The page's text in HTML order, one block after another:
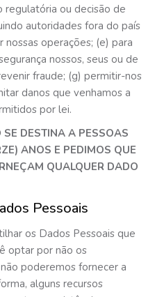
regulatória ou decisão de
autoridades fora do país
operações; (e) para
nossos, seus ou de
fraude; (g) permitir-nos
danos que venhamos a
por lei.
DESTINA A PESSOAS
ANOS E PEDIMOS QUE
QUALQUER DADO
Pessoais
os Dados Pessoais que
optar por não os
poderemos fornecer a
alguns recursos